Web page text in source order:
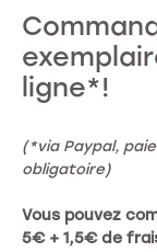
ligne*!
(*via Paypal,
obligatoire)
Vous pouvez
5€ + 1,5€ de